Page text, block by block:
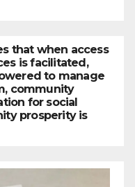
that when access
is facilitated,
to manage
community
for social
prosperity is